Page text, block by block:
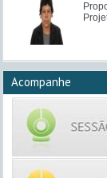
Acompanhe